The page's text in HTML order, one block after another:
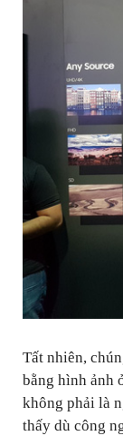
Tất nhiên,
bằng hình ảnh
không phải là
thấy dù công